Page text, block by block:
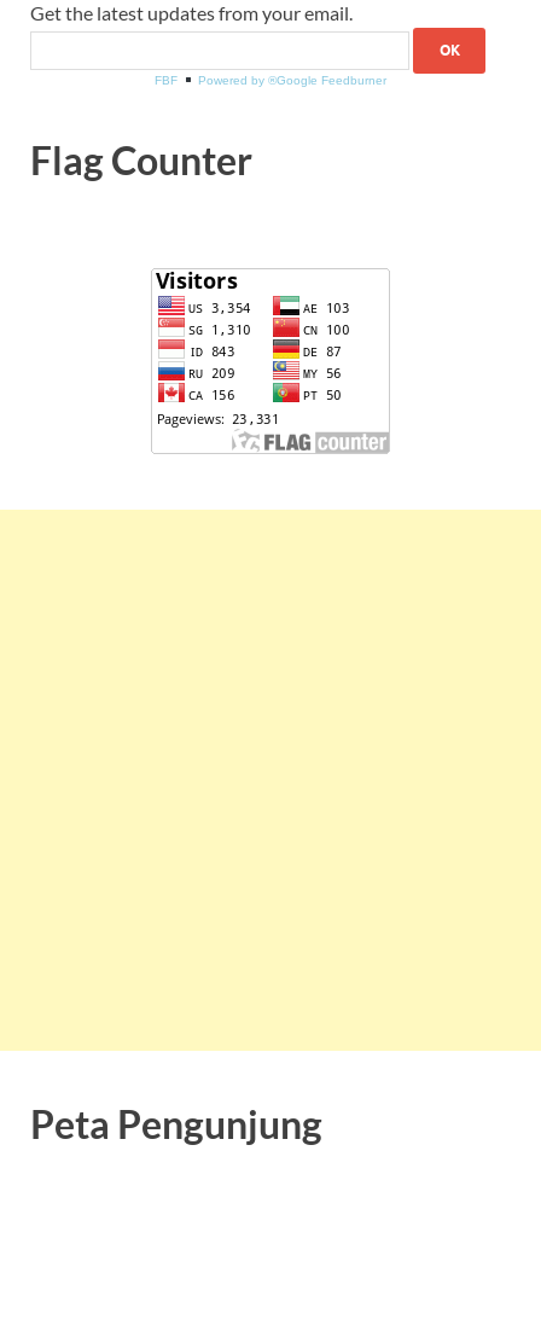
Get the latest updates from your email.
FBF Powered by ®Google Feedburner
Flag Counter
Peta Pengunjung